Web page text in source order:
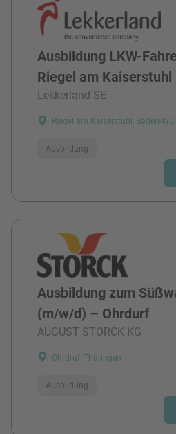
Ausbildung LKW-
Riegel am Kaiserstuhl
Lekkerland SE
Riegel am Kaiserstuhl, Baden-
Ausbildung
Ausbildung zum
(m/w/d) – Ohrdurf
AUGUST STORCK KG
Ohrdruf, Thüringen
Ausbildung